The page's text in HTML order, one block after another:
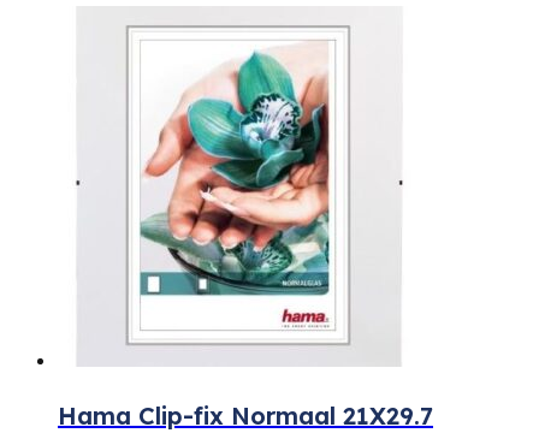
Hama Clip-fix Normaal 21X29.7